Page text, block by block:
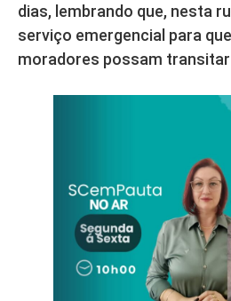
dias, lembrando que, nesta
serviço emergencial para
moradores possam transitar